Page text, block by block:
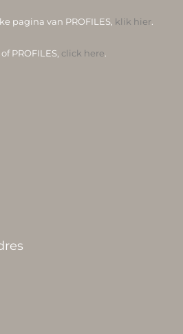
pagina van PROFILES, klik hier.
PROFILES, click here